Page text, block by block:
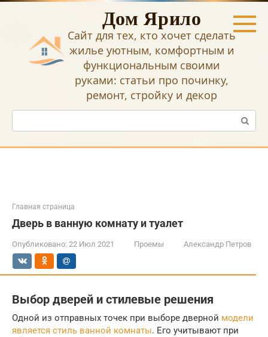
Перейти
Дом Ярило
Сайт для тех, кто хочет сделать
жилье уютным, комфортным и
функциональным своими
руками: статьи про починку,
ремонт, стройку и декор
Поиск:
Главная страница
Дверь в ванную комнату и туалет
Опубликовано: 22 Июл 2021 Проемы Александр Петров
Выбор дверей и стилевые решения
Одной из отправных точек при выборе дверной модели
является стиль ванной комнаты. Его учитывают при